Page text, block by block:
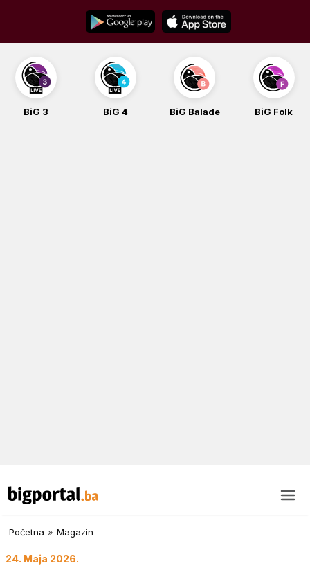
content
BiG 3 BiG 4 BiG Balade BiG Folk
Početna » Magazin
24. Maja 2026.